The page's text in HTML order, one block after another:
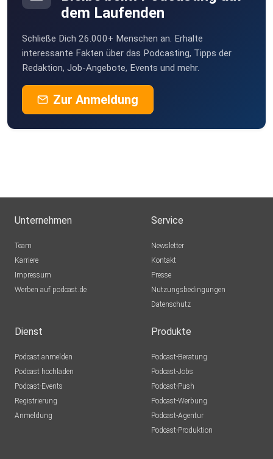
dem Laufenden
Schließe Dich 26.000+ Menschen an. Erhalte
interessante Fakten über das Podcasting, Tipps der
Redaktion, Job-Angebote, Events und mehr.
Zur Anmeldung
Unternehmen
Team
Karriere
Impressum
Werben auf podcast.de
Service
Newsletter
Kontakt
Presse
Nutzungsbedingungen
Datenschutz
Dienst
Podcast anmelden
Podcast hochladen
Podcast-Events
Registrierung
Anmeldung
Produkte
Podcast-Beratung
Podcast-Jobs
Podcast-Push
Podcast-Werbung
Podcast-Agentur
Podcast-Produktion